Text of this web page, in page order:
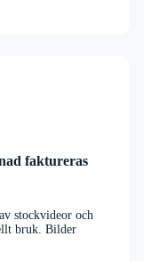
faktureras
stockvideor och
bruk. Bilder